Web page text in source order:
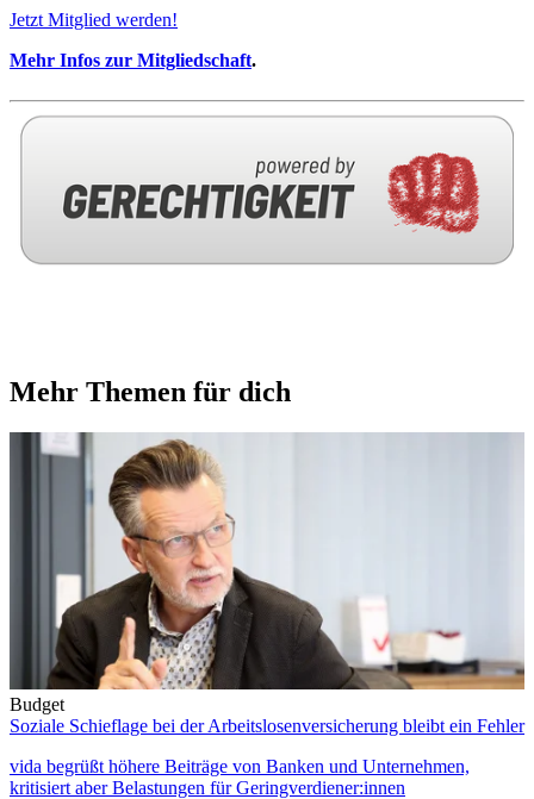
Jetzt Mitglied werden!
Mehr Infos zur Mitgliedschaft.
Mehr Themen für dich
Budget
Soziale Schieflage bei der Arbeitslosenversicherung bleibt ein Fehler
vida begrüßt höhere Beiträge von Banken und Unternehmen,
kritisiert aber Belastungen für Geringverdiener:innen